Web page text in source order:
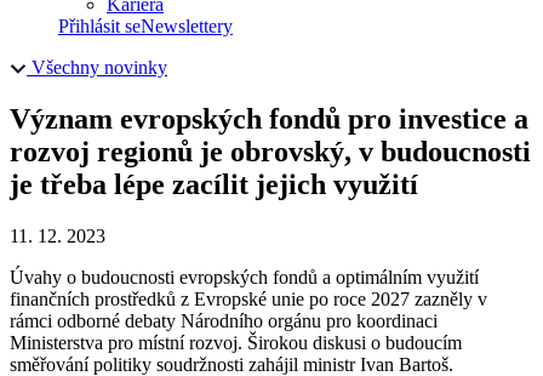
Kariéra
Přihlásit seNewslettery
Všechny novinky
Význam evropských fondů pro investice a
rozvoj regionů je obrovský, v budoucnosti
je třeba lépe zacílit jejich využití
11. 12. 2023
Úvahy o budoucnosti evropských fondů a optimálním využití
finančních prostředků z Evropské unie po roce 2027 zazněly v
rámci odborné debaty Národního orgánu pro koordinaci
Ministerstva pro místní rozvoj. Širokou diskusi o budoucím
směřování politiky soudržnosti zahájil ministr Ivan Bartoš.